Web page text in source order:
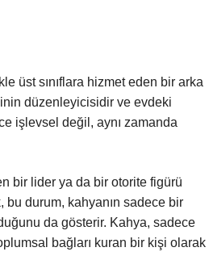
üst sınıflara hizmet eden bir arka
düzenleyicisidir ve evdeki
işlevsel değil, aynı zamanda
bir lider ya da bir otorite figürü
durum, kahyanın sadece bir
da gösterir. Kahya, sadece
bağları kuran bir kişi olarak